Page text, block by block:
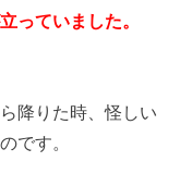
っていました。
降りた時、怪しい
です。